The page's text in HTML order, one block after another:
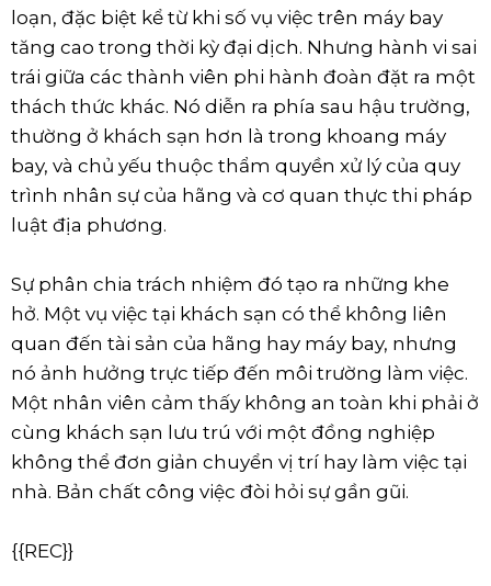
loạn, đặc biệt kể từ khi số vụ việc trên máy bay
tăng cao trong thời kỳ đại dịch. Nhưng hành vi sai
trái giữa các thành viên phi hành đoàn đặt ra một
thách thức khác. Nó diễn ra phía sau hậu trường,
thường ở khách sạn hơn là trong khoang máy
bay, và chủ yếu thuộc thẩm quyền xử lý của quy
trình nhân sự của hãng và cơ quan thực thi pháp
luật địa phương.
Sự phân chia trách nhiệm đó tạo ra những khe
hở. Một vụ việc tại khách sạn có thể không liên
quan đến tài sản của hãng hay máy bay, nhưng
nó ảnh hưởng trực tiếp đến môi trường làm việc.
Một nhân viên cảm thấy không an toàn khi phải ở
cùng khách sạn lưu trú với một đồng nghiệp
không thể đơn giản chuyển vị trí hay làm việc tại
nhà. Bản chất công việc đòi hỏi sự gần gũi.
{{REC}}